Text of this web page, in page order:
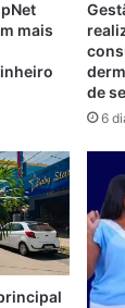
Semifinais
mais
de
6